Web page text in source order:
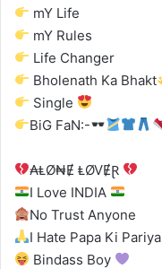
mY Life
mY Rules
Life Changer
Bholenath Ka Bhakt
Single
BiG FaN:-
₳ⱠØ₦Ɇ ⱠØVɆⱤ
I Love INDIA
No Trust Anyone
I Hate Papa Ki Pariya
Bindass Boy